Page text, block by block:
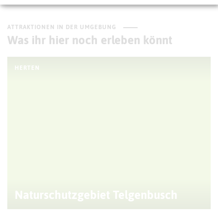
ATTRAKTIONEN IN DER UMGEBUNG
Was ihr hier noch erleben könnt
HERTEN
Naturschutzgebiet Telgenbusch